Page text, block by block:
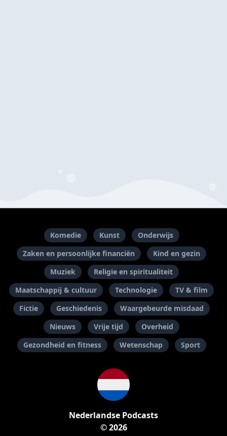
Komedie Kunst
Onderwijs
Zaken en persoonlijke financiën
Kind en gezin
Muziek
Religie en spiritualiteit
Maatschappij & cultuur
Technologie
TV & film
Fictie
Geschiedenis
Waargebeurde misdaad
Nieuws
Vrije tijd
Overheid
Gezondheid en fitness
Wetenschap Sport
Nederlandse Podcasts
© 2026